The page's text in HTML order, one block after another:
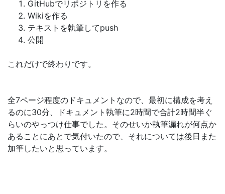
GitHubでリポジトリを作る
Wikiを作る
テキストを執筆してpush
公開
これだけで終わりです。
全7ページ程度のドキュメントなので、最初に構成を考え
るのに30分、ドキュメント執筆に2時間で合計2時間半ぐ
らいのやっつけ仕事でした。そのせいか執筆漏れが何点か
あることにあとで気付いたので、それについては後日また
加筆したいと思っています。